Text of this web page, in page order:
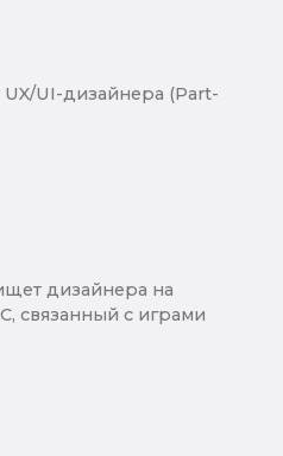
UI-дизайнера (Part-
дизайнера на
связанный с играми